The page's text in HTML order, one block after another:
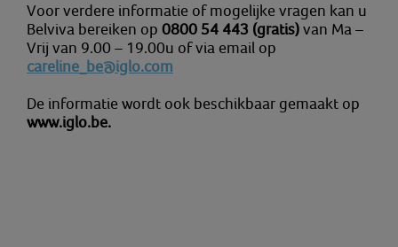
Voor verdere informatie of mogelijke vragen kan u
Belviva bereiken op 0800 54 443 (gratis)van Ma –
Vrij van 9.00 – 19.00u of via email op
careline_be@iglo.com
De informatie wordt ook beschikbaar gemaakt op
www.iglo.be.